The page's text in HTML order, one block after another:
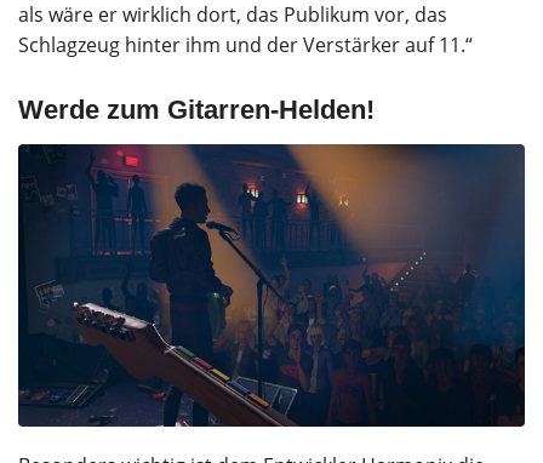
als wäre er wirklich dort, das Publikum vor, das
Schlagzeug hinter ihm und der Verstärker auf 11.“
Werde zum Gitarren-Helden!